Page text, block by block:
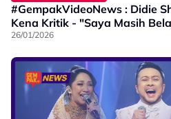
#GempakVideoNews : Didie
Kena Kritik - "Saya Masih
26/01/2026